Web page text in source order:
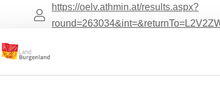
https://oelv.athmin.at/results.aspx?